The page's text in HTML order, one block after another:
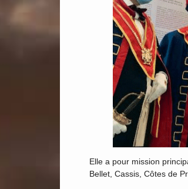
Elle a pour mission
Bellet, Cassis, Côtes de